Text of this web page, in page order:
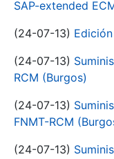
SAP-extended
(24-07-13)
(24-07-13)
RCM (Burgos)
(24-07-13)
FNMT-RCM
(24-07-13)